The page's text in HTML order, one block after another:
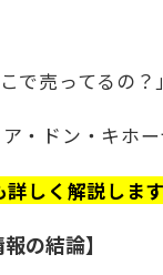
で売ってるの
・ドン・キホ
しく解説します
の結論】